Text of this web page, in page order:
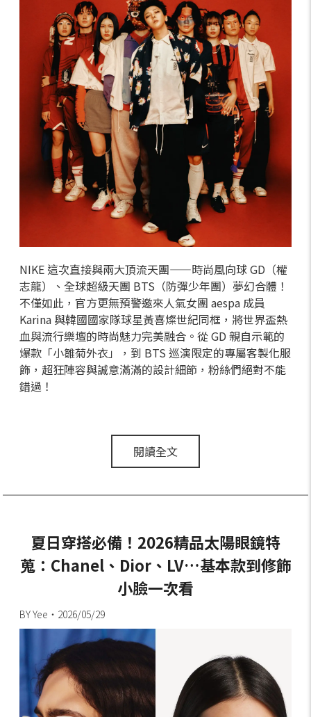
NIKE 這次直接與兩大頂流天團——時尚風向球 GD（權
志龍）、全球超級天團 BTS（防彈少年團）夢幻合體！
不僅如此，官方更無預警邀來人氣女團 aespa 成員
Karina 與韓國國家隊球星黃喜燦世紀同框，將世界盃熱
血與流行樂壇的時尚魅力完美融合。從 GD 親自示範的
爆款「小雛菊外衣」，到 BTS 巡演限定的專屬客製化服
飾，超狂陣容與誠意滿滿的設計細節，粉絲們絕對不能
錯過！
閱讀全文
夏日穿搭必備！2026精品太陽眼鏡特
蒐：Chanel、Dior、LV…基本款到修飾
小臉一次看
BY Yee・2026/05/29